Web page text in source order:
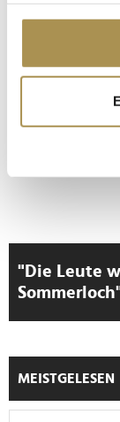
Cookie-
Trigger Symbol
erfassen,
verarbeitet
Abschnitt
soziale
"Die Leute
MEISTGELESEN